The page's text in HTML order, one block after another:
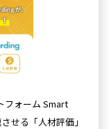
フォーム Smart
せる「人材評価」